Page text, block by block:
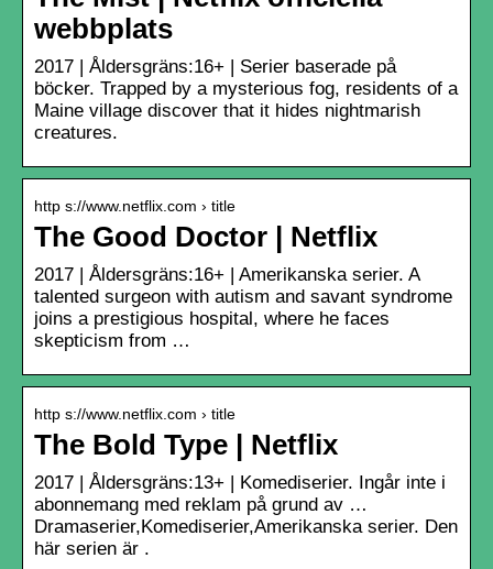
webbplats
2017 | Åldersgräns:16+ | Serier baserade på
böcker. Trapped by a mysterious fog, residents of a
Maine village discover that it hides nightmarish
creatures.
http s://www.netflix.com › title
The Good Doctor | Netflix
2017 | Åldersgräns:16+ | Amerikanska serier. A
talented surgeon with autism and savant syndrome
joins a prestigious hospital, where he faces
skepticism from …
http s://www.netflix.com › title
The Bold Type | Netflix
2017 | Åldersgräns:13+ | Komediserier. Ingår inte i
abonnemang med reklam på grund av …
Dramaserier,Komediserier,Amerikanska serier. Den
här serien är .